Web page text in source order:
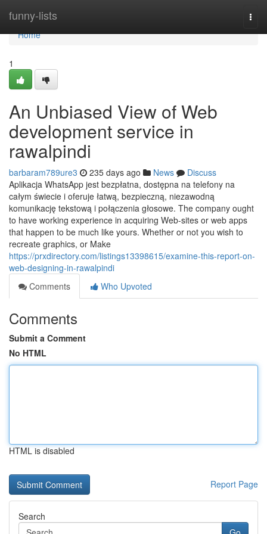
funny-lists
Home
Home
1
An Unbiased View of Web
development service in
rawalpindi
barbaram789ure3 235 days ago News
Discuss
Aplikacja WhatsApp jest bezpłatna, dostępna na telefony na
całym świecie i oferuje łatwą, bezpieczną, niezawodną
komunikację tekstową i połączenia głosowe. The company ought
to have working experience in acquiring Web-sites or web apps
that happen to be much like yours. Whether or not you wish to
recreate graphics, or Make
https://prxdirectory.com/listings13398615/examine-this-report-on-
web-designing-in-rawalpindi
Comments
Who Upvoted
Comments
Submit a Comment
No HTML
HTML is disabled
Report Page
Search